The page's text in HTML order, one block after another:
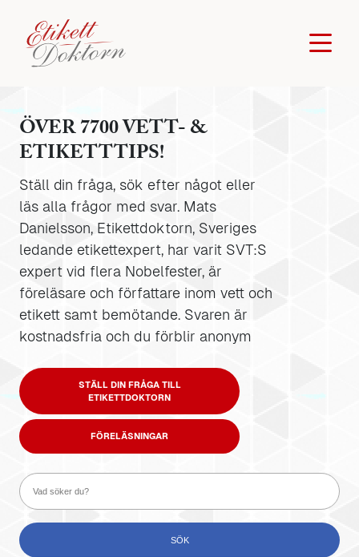
ÖVER 7700 VETT- &
ETIKETTTIPS!
Ställ din fråga, sök efter något eller
läs alla frågor med svar. Mats
Danielsson, Etikettdoktorn, Sveriges
ledande etikettexpert, har varit SVT:S
expert vid flera Nobelfester, är
föreläsare och författare inom vett och
etikett samt bemötande. Svaren är
kostnadsfria och du förblir anonym
STÄLL DIN FRÅGA TILL
ETIKETTDOKTORN
FÖRELÄSNINGAR